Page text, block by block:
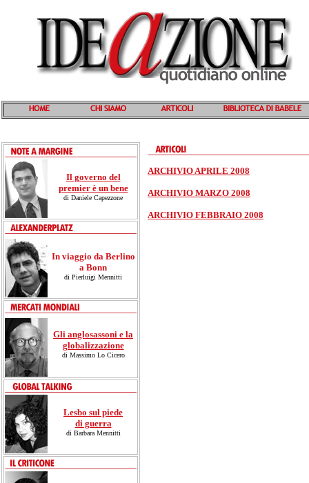
ARCHIVIO APRILE 2008
ARCHIVIO MARZO 2008
ARCHIVIO FEBBRAIO 2008
Il governo del
premier è un bene
di Daniele Capezzone
In viaggio da Berlino
a Bonn
di Pierluigi Mennitti
Gli anglosassoni e la
globalizzazione
di Massimo Lo Cicero
Lesbo sul piede
di guerra
di Barbara Mennitti